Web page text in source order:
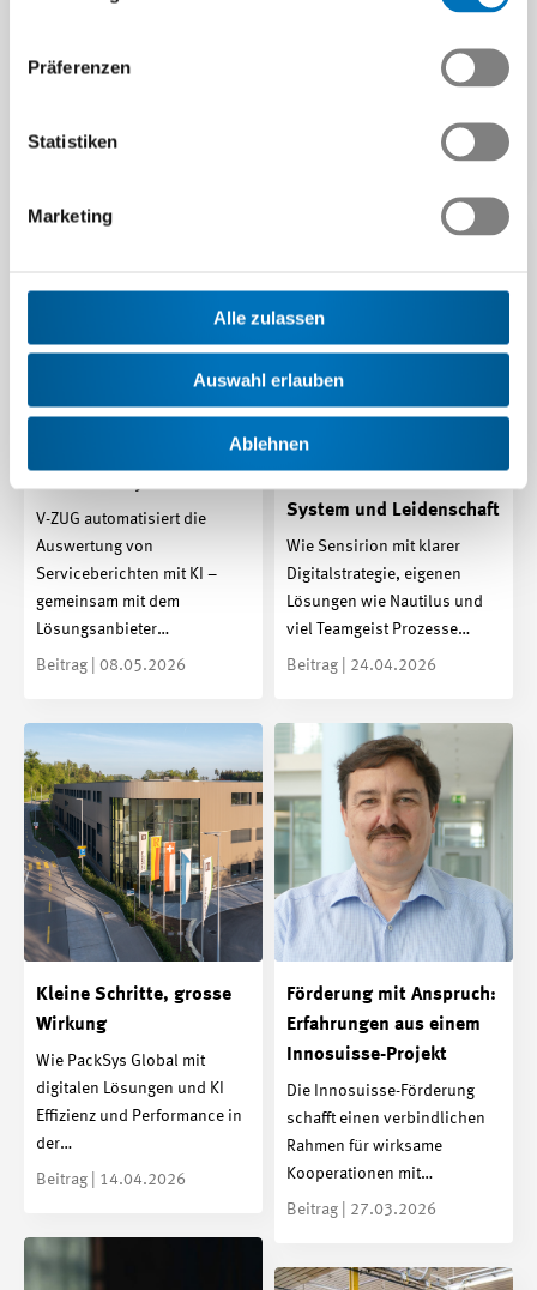
Präferenzen
Statistiken
Marketing
Alle zulassen
Auswahl erlauben
Ablehnen
Was passiert, wenn ein
seine Komfortzone verlässt?
Fertigungsprozess eliminiert.
V-ZUG automatisiert die
Auswertung von
Serviceberichten mit KI –
gemeinsam mit dem
Lösungsanbieter…
Beitrag | 08.05.2026
System und Leidenschaft
Wie Sensirion mit klarer
Digitalstrategie, eigenen
Lösungen wie Nautilus und
viel Teamgeist Prozesse…
Beitrag | 24.04.2026
Kleine Schritte, grosse
Wirkung
Wie PackSys Global mit
digitalen Lösungen und KI
Effizienz und Performance in
der…
Beitrag | 14.04.2026
Förderung mit Anspruch:
Erfahrungen aus einem
Innosuisse-Projekt
Die Innosuisse-Förderung
schafft einen verbindlichen
Rahmen für wirksame
Kooperationen mit…
Beitrag | 27.03.2026